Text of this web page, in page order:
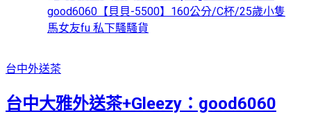
good6060【貝貝-5500】160公分/C杯/25歲小隻
馬女友fu 私下騷騷貨
台中外送茶
台中大雅外送茶+Gleezy：good6060